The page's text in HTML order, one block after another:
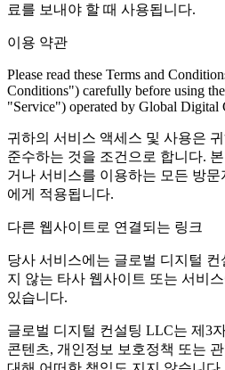
료를 보내야 할 때 사용됩니다.
이용 약관
Please read these Terms and
Conditions") carefully before using
"Service") operated by Global Digital
귀하의 서비스 액세스 및 사용은
준수하는 것을 조건으로 합니다.
거나 서비스를 이용하는 모든 방
에게 적용됩니다.
다른 웹사이트로 연결되는 링크
당사 서비스에는 글로벌 디지털
지 않는 타사 웹사이트 또는 서비
있습니다.
글로벌 디지털 컨설팅 LLC는 제3
콘텐츠, 개인정보 보호정책 또는